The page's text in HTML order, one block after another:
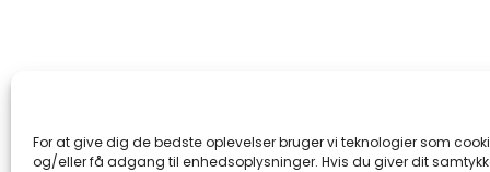
For at give dig de bedste oplevelser bruger vi teknologier som
og/eller få adgang til enhedsoplysninger. Hvis du giver dit